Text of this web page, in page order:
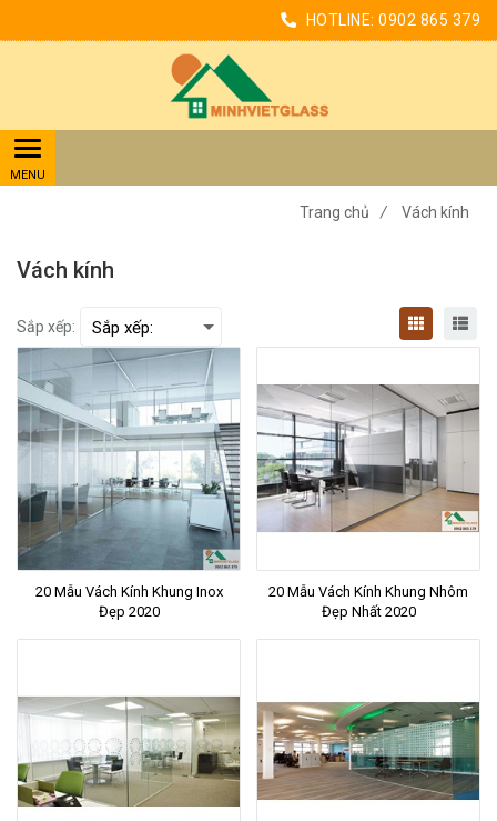
HOTLINE: 0902 865 379
Trang chủ / Vách kính
Vách kính
Sắp xếp:
20 Mẫu Vách Kính Khung Inox
Đẹp 2020
20 Mẫu Vách Kính Khung Nhôm
Đẹp Nhất 2020